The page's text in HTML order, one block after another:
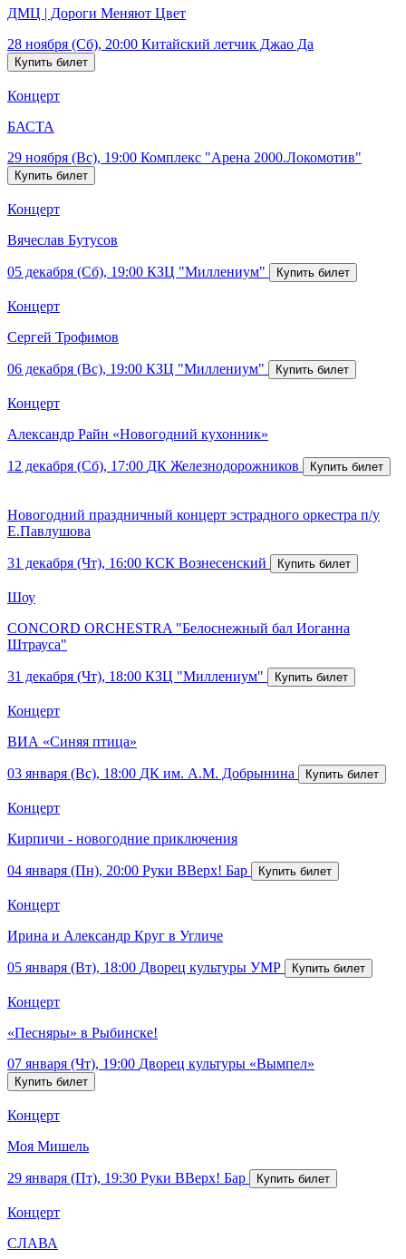
ДМЦ | Дороги Меняют Цвет
28 ноября (Сб), 20:00 Китайский летчик Джао Да
Концерт
БАСТА
29 ноября (Вс), 19:00 Комплекс "Арена 2000.Локомотив"
Концерт
Вячеслав Бутусов
05 декабря (Сб), 19:00 КЗЦ "Миллениум"
Концерт
Сергей Трофимов
06 декабря (Вс), 19:00 КЗЦ "Миллениум"
Концерт
Александр Райн «Новогодний кухонник»
12 декабря (Сб), 17:00 ДК Железнодорожников
Новогодний праздничный концерт эстрадного оркестра п/у
Е.Павлушова
31 декабря (Чт), 16:00 КСК Вознесенский
Шоу
CONCORD ORCHESTRA "Белоснежный бал Иоганна
Штрауса"
31 декабря (Чт), 18:00 КЗЦ "Миллениум"
Концерт
ВИА «Синяя птица»
03 января (Вс), 18:00 ДК им. А.М. Добрынина
Концерт
Кирпичи - новогодние приключения
04 января (Пн), 20:00 Руки ВВерх! Бар
Концерт
Ирина и Александр Круг в Угличе
05 января (Вт), 18:00 Дворец культуры УМР
Концерт
«Песняры» в Рыбинске!
07 января (Чт), 19:00 Дворец культуры «Вымпел»
Концерт
Моя Мишель
29 января (Пт), 19:30 Руки ВВерх! Бар
Концерт
СЛАВА